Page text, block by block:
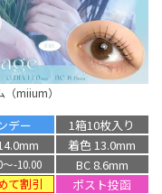
（miium）
デー
1箱10枚入り
着色 13.0mm
-10.00
BC 8.6mm
て割引
ポスト投函